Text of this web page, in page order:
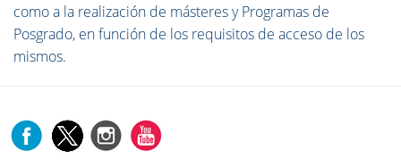
como a la realización de másteres y Programas de
Posgrado, en función de los requisitos de acceso de los
mismos.